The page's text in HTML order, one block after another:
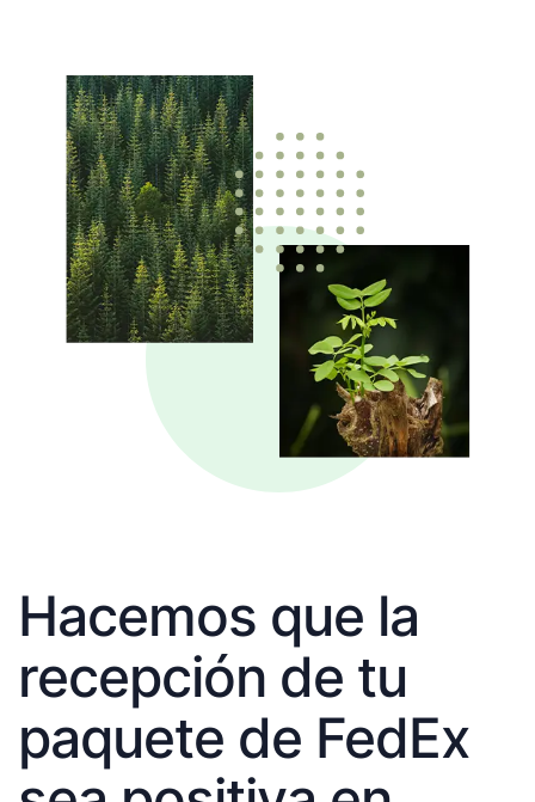
Hacemos que la
recepción de tu
paquete de FedEx